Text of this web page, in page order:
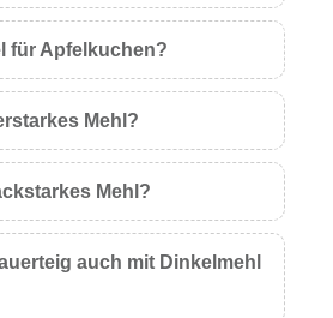
für Apfelkuchen?
Mehl?
Mehl?
auch mit Dinkelmehl